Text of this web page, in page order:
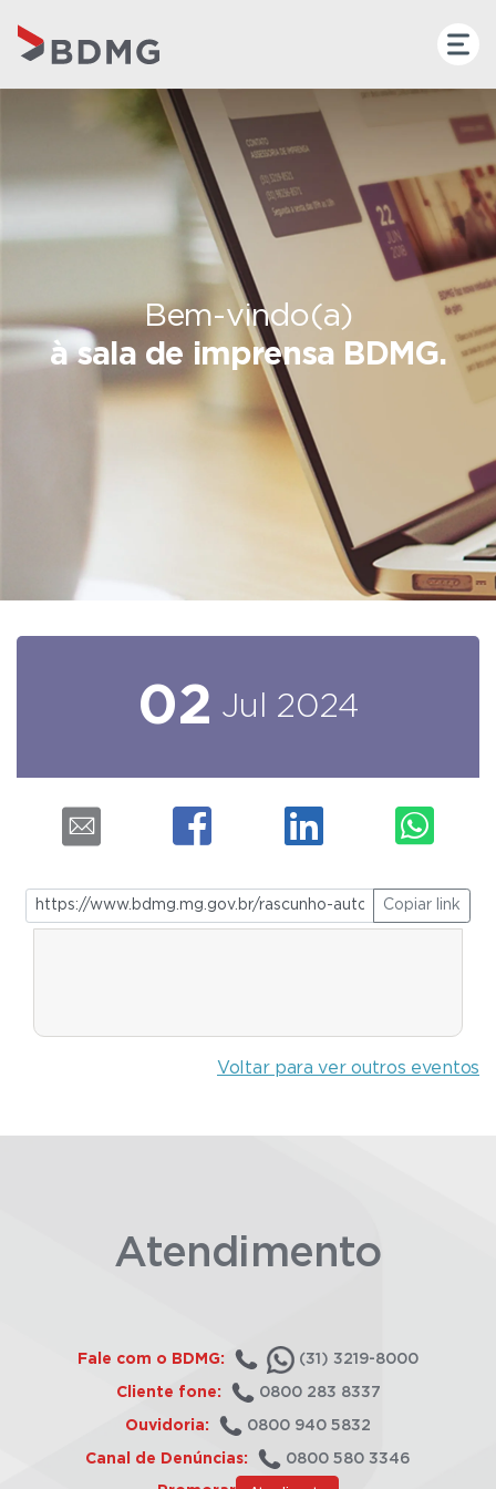
Bem-vindo(a)
à sala de imprensa BDMG.
02 Jul 2024
Copiar link
Voltar para ver outros eventos
Atendimento
Fale com o BDMG: (31) 3219-8000
Cliente fone: 0800 283 8337
Ouvidoria: 0800 940 5832
Canal de Denúncias: 0800 580 3346